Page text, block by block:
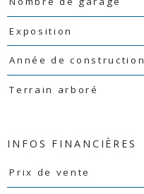
Exposition
Année de construction
Terrain arboré
INFOS FINANCIÈRES
Caractéristiques Valeurs
Prix de vente